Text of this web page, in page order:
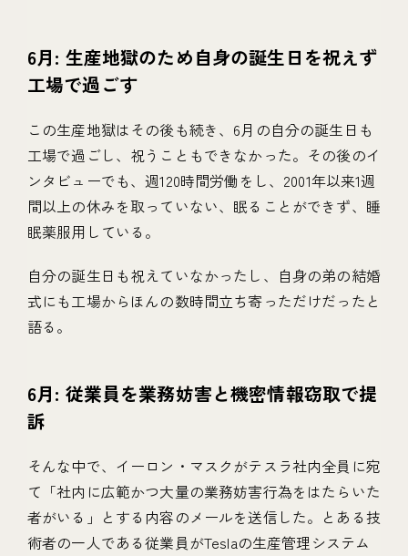
6月: 生産地獄のため自身の誕生日を祝えず
工場で過ごす
この生産地獄はその後も続き、6月の自分の誕生日も
工場で過ごし、祝うこともできなかった。その後のイ
ンタビューでも、週120時間労働をし、2001年以来1週
間以上の休みを取っていない、眠ることができず、睡
眠薬服用している。
自分の誕生日も祝えていなかったし、自身の弟の結婚
式にも工場からほんの数時間立ち寄っただけだったと
語る。
6月: 従業員を業務妨害と機密情報窃取で提
訴
そんな中で、イーロン・マスクがテスラ社内全員に宛
て「社内に広範かつ大量の業務妨害行為をはたらいた
者がいる」とする内容のメールを送信した。とある技
術者の一人である従業員がTeslaの生産管理システム